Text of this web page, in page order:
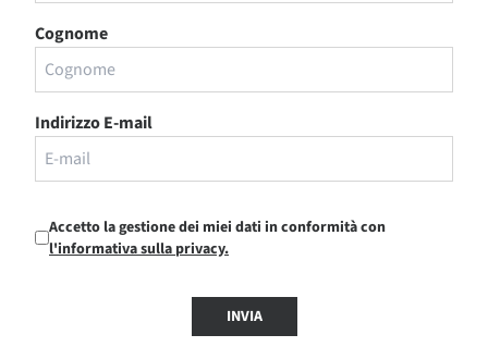
Cognome
Indirizzo E-mail
Accetto la gestione dei miei dati in conformità con
l'informativa sulla privacy.
INVIA